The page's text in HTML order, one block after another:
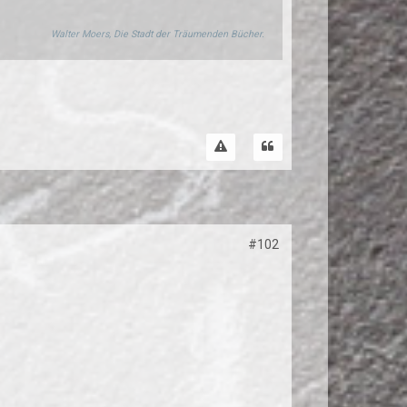
Walter Moers, Die Stadt der Träumenden Bücher.
#102